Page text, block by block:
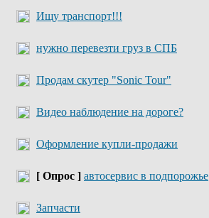
Ищу транспорт!!!
нужно перевезти груз в СПБ
Продам скутер "Sonic Tour"
Видео наблюдение на дороге?
Оформление купли-продажи
[ Опрос ] автосервис в подпорожье
Запчасти